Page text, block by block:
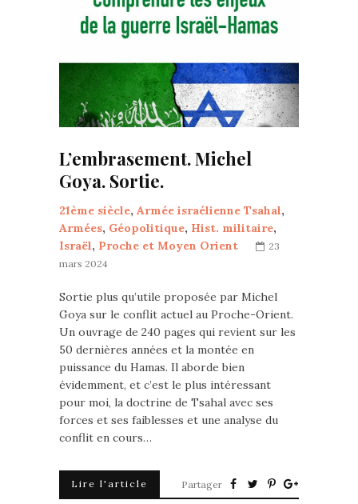
L’embrasement. Michel
Goya. Sortie.
21ème siècle, Armée israélienne Tsahal,
Armées, Géopolitique, Hist. militaire,
Israël, Proche et Moyen Orient
23
mars 2024
Sortie plus qu’utile proposée par Michel
Goya sur le conflit actuel au Proche-Orient.
Un ouvrage de 240 pages qui revient sur les
50 dernières années et la montée en
puissance du Hamas. Il aborde bien
évidemment, et c’est le plus intéressant
pour moi, la doctrine de Tsahal avec ses
forces et ses faiblesses et une analyse du
conflit en cours…
Lire l'article Partager